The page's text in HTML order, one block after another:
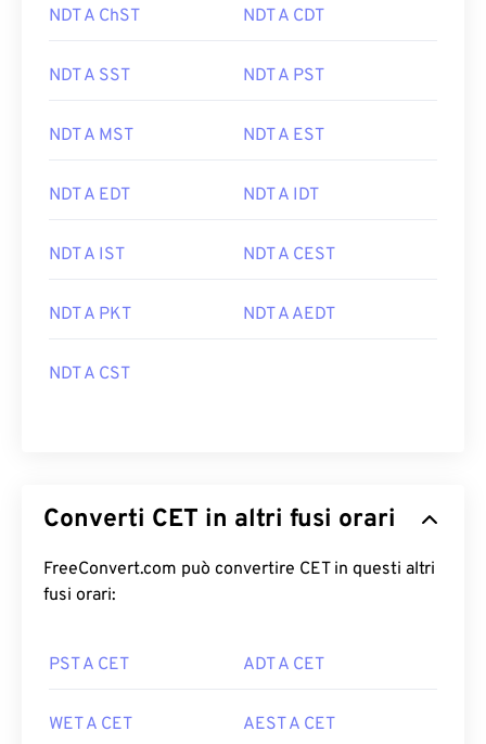
NDT A ChST NDT A CDT
NDT A SST NDT A PST
NDT A MST NDT A EST
NDT A EDT NDT A IDT
NDT A IST NDT A CEST
NDT A PKT NDT A AEDT
NDT A CST
Converti CET in altri fusi orari
FreeConvert.com può convertire CET in questi altri
fusi orari:
PST A CET ADT A CET
WET A CET AEST A CET